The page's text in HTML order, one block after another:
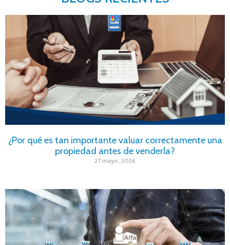
¿Por qué es tan importante valuar correctamente una
propiedad antes de venderla?
27 mayo, 2026